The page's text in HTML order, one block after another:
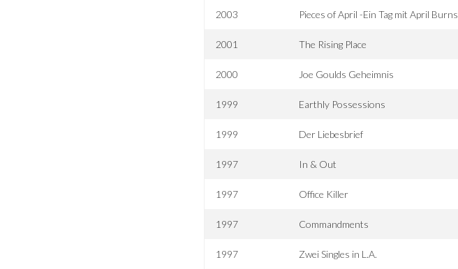
2003 Pieces of April -Ein Tag mit April Burns
2001 The Rising Place
2000 Joe Goulds Geheimnis
1999 Earthly Possessions
1999 Der Liebesbrief
1997 In & Out
1997 Office Killer
1997 Commandments
1997 Zwei Singles in L.A.